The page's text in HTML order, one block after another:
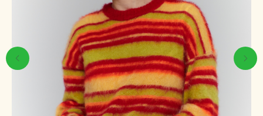
ОГРНИП 321784700316831
Подпишись на рассылку и первым
узнавай про плюшки
ПОДПИСАТЬСЯ